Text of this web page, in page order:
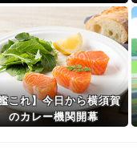
うな都道府県ってど
こ？？？
これ】今日から横須賀
のカレー機関開幕